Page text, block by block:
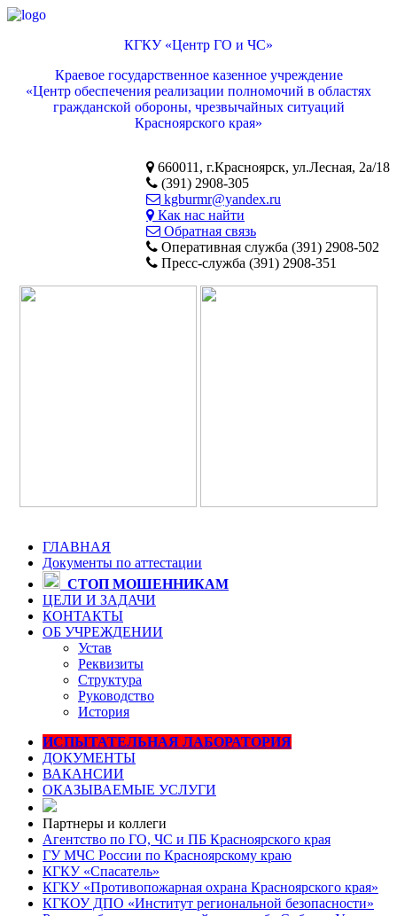
КГКУ «Центр ГО и ЧС»
Краевое государственное казенное учреждение
«Центр обеспечения реализации полномочий в областях
гражданской обороны, чрезвычайных ситуаций
Красноярского края»
660011, г.Красноярск, ул.Лесная, 2а/18
(391) 2908-305
kgburmr@yandex.ru
Как нас найти
Обратная связь
Оперативная служба (391) 2908-502
Пресс-служба (391) 2908-351
ГЛАВНАЯ
Документы по аттестации
СТОП МОШЕННИКАМ
ЦЕЛИ И ЗАДАЧИ
КОНТАКТЫ
ОБ УЧРЕЖДЕНИИ
Устав
Реквизиты
Структура
Руководство
История
ИСПЫТАТЕЛЬНАЯ ЛАБОРАТОРИЯ
ДОКУМЕНТЫ
ВАКАНСИИ
ОКАЗЫВАЕМЫЕ УСЛУГИ
Партнеры и коллеги
Агентство по ГО, ЧС и ПБ Красноярского края
ГУ МЧС России по Красноярскому краю
КГКУ «Спасатель»
КГКУ «Противопожарная охрана Красноярского края»
КГКОУ ДПО «Институт региональной безопасности»